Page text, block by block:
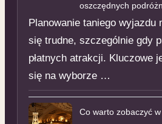
oszczędnych
Planowanie taniego wyjazdu
się trudne, szczególnie gdy
płatnych atrakcji. Kluczowe
się na wyborze …
Co warto zobaczyć